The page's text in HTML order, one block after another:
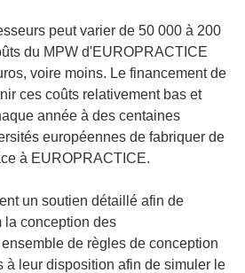
peut varier de 50 000 à 200
du MPW d'EUROPRACTICE
voire moins. Le financement de
ces coûts relativement bas et
année à des centaines
européennes de fabriquer de
à EUROPRACTICE.
un soutien détaillé afin de
la conception des
de règles de conception
à leur disposition afin de simuler le